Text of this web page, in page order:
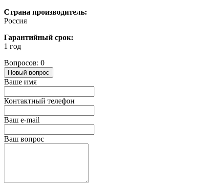
Страна производитель:
Россия
Гарантийный срок:
1 год
Вопросов: 0
Новый вопрос
Ваше имя
Контактный телефон
Ваш e-mail
Ваш вопрос